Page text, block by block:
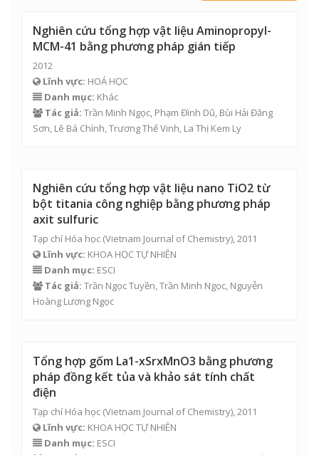
Nghiên cứu tổng hợp vật liệu Aminopropyl-
MCM-41 bằng phương pháp gián tiếp
2012
Lĩnh vực: HOÁ HỌC
Danh mục: Khác
Tác giả: Trần Minh Ngọc, Phạm Đình Dũ, Bùi Hải Đăng
Sơn, Lê Bá Chính, Trương Thế Vinh, La Thị Kem Ly
Nghiên cứu tổng hợp vật liệu nano TiO2 từ
bột titania công nghiệp bằng phương pháp
axit sulfuric
Tạp chí Hóa học (Vietnam Journal of Chemistry), 2011
Lĩnh vực: KHOA HỌC TỰ NHIÊN
Danh mục: ESCI
Tác giả: Trần Ngọc Tuyền,Trần Minh Ngọc, Nguyễn
Hoàng Lương Ngọc
Tổng hợp gốm La1-xSrxMnO3 bằng phương
pháp đồng kết tủa và khảo sát tính chất
điện
Tạp chí Hóa học (Vietnam Journal of Chemistry), 2011
Lĩnh vực: KHOA HỌC TỰ NHIÊN
Danh mục: ESCI